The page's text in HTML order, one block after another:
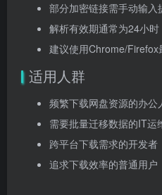
部分加密链接需手动输入
解析有效期通常为24小
建议使用Chrome/Firefox
适用人群
频繁下载网盘资源的办公
需要批量迁移数据的IT运
跨平台下载需求的开发者
追求下载效率的普通用户